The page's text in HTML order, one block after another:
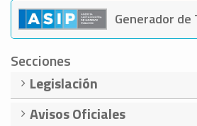
Generador de
Secciones
Legislación
Avisos Oficiales